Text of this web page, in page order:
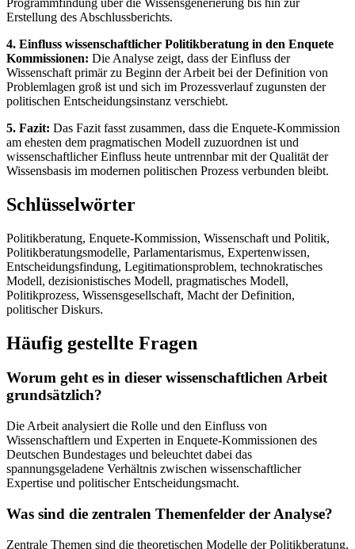
Erstellung des Abschlussberichts.
4. Einfluss wissenschaftlicher Politikberatung in den Enquete
Kommissionen: Die Analyse zeigt, dass der Einfluss der
Wissenschaft primär zu Beginn der Arbeit bei der Definition von
Problemlagen groß ist und sich im Prozessverlauf zugunsten der
politischen Entscheidungsinstanz verschiebt.
5. Fazit: Das Fazit fasst zusammen, dass die Enquete-Kommission
am ehesten dem pragmatischen Modell zuzuordnen ist und
wissenschaftlicher Einfluss heute untrennbar mit der Qualität der
Wissensbasis im modernen politischen Prozess verbunden bleibt.
Schlüsselwörter
Politikberatung, Enquete-Kommission, Wissenschaft und Politik,
Politikberatungsmodelle, Parlamentarismus, Expertenwissen,
Entscheidungsfindung, Legitimationsproblem, technokratisches
Modell, dezisionistisches Modell, pragmatisches Modell,
Politikprozess, Wissensgesellschaft, Macht der Definition,
politischer Diskurs.
Häufig gestellte Fragen
Worum geht es in dieser wissenschaftlichen Arbeit
grundsätzlich?
Die Arbeit analysiert die Rolle und den Einfluss von
Wissenschaftlern und Experten in Enquete-Kommissionen des
Deutschen Bundestages und beleuchtet dabei das
spannungsgeladene Verhältnis zwischen wissenschaftlicher
Expertise und politischer Entscheidungsmacht.
Was sind die zentralen Themenfelder der Analyse?
Zentrale Themen sind die theoretischen Modelle der Politikberatung,